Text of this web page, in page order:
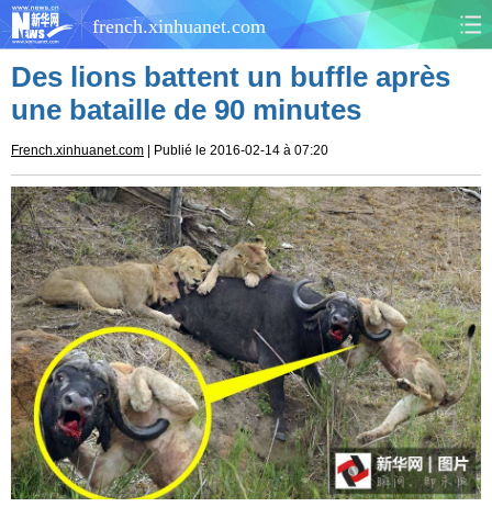
french.xinhuanet.com
CHINE MONDE
CULTURE SOCIÉTÉ
SANTÉ SPORTS
SCI&TECH PLANÈTE
TOURISME DOCUMENTS
DOSSIERS PHOTOS
VIDÉOS
Des lions battent un buffle après
une bataille de 90 minutes
French.xinhuanet.com | Publié le 2016-02-14 à 07:20